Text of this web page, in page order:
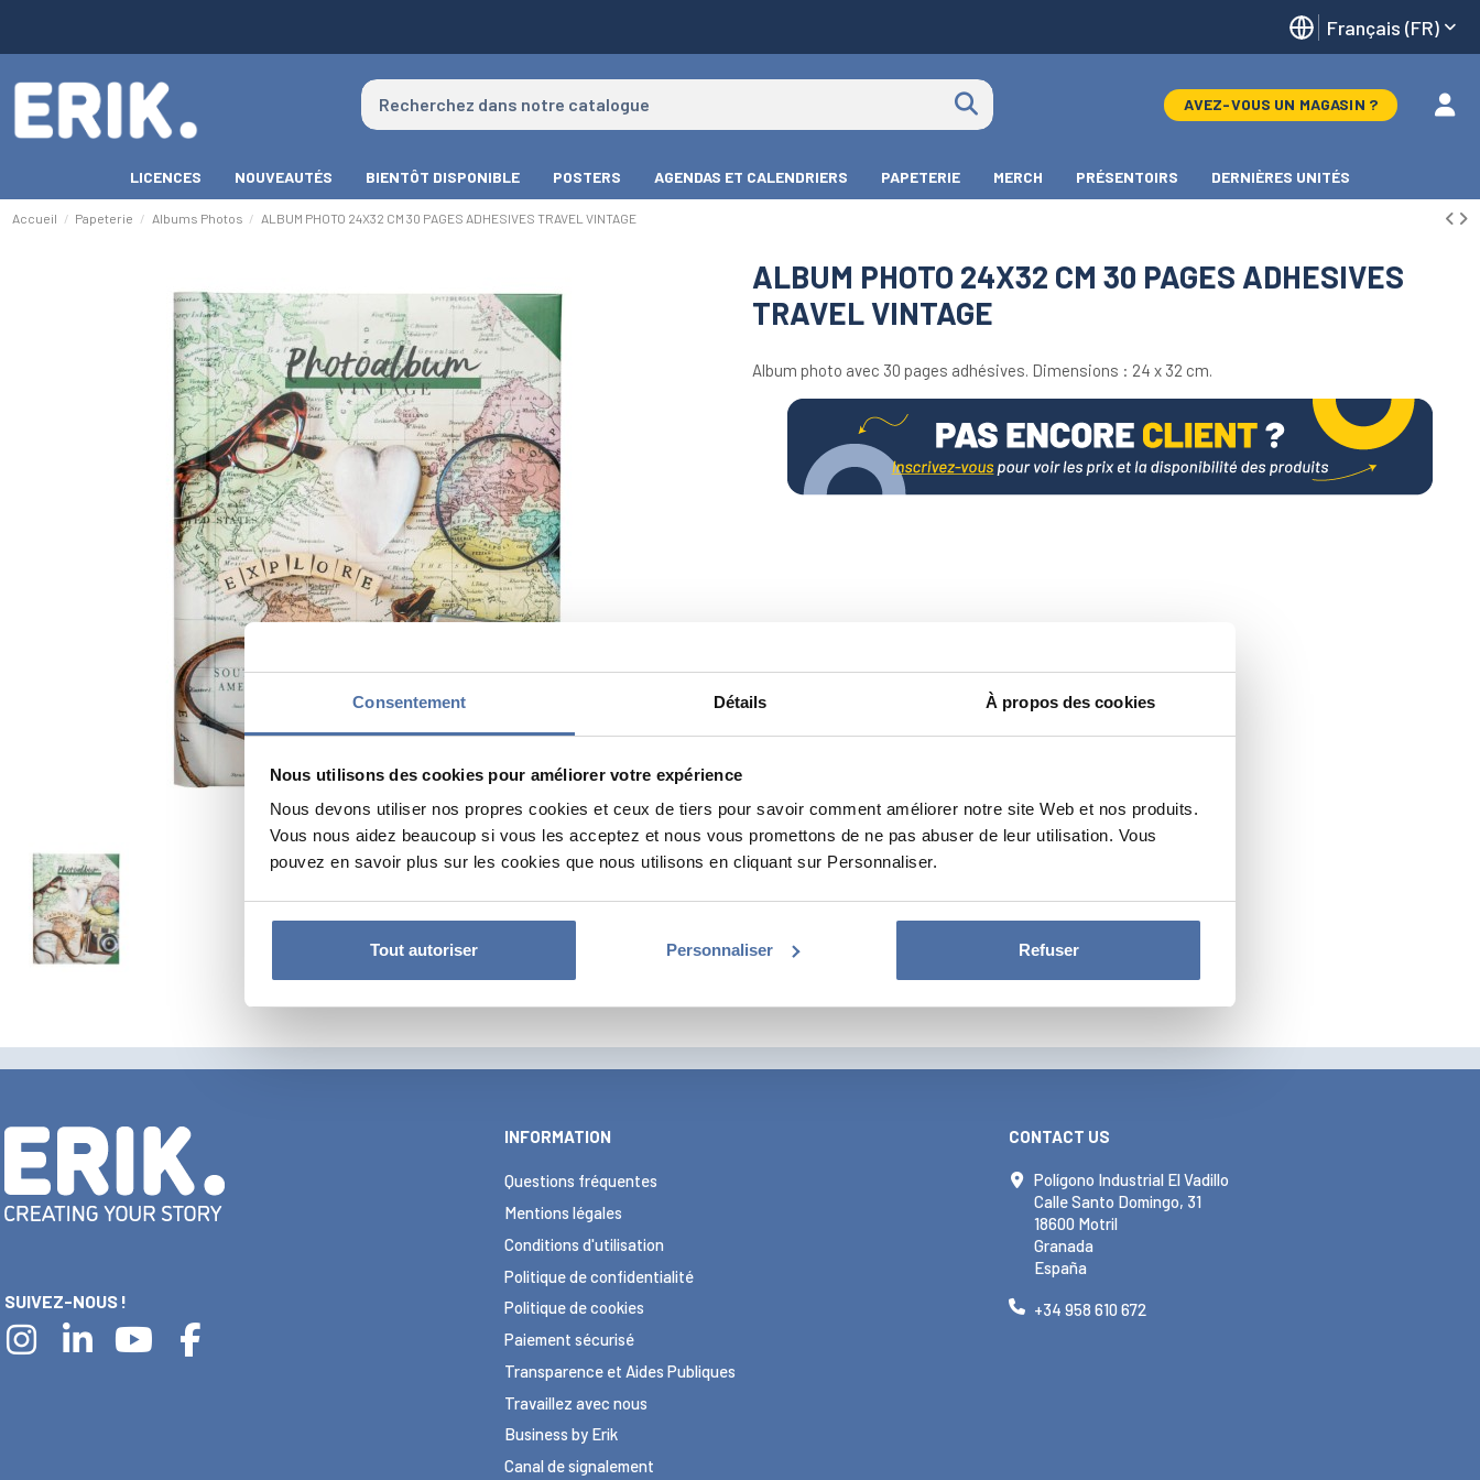
Consentement Détails À propos des cookies
Nous utilisons des cookies pour améliorer votre expérience
Nous devons utiliser nos propres cookies et ceux de tiers pour savoir comment améliorer notre site Web et nos produits.
Vous nous aidez beaucoup si vous les acceptez et nous vous promettons de ne pas abuser de leur utilisation. Vous
pouvez en savoir plus sur les cookies que nous utilisons en cliquant sur Personnaliser.
Refuser
Personnaliser
Tout autoriser
Français (FR)
AVEZ-VOUS UN MAGASIN ?
LICENCES NOUVEAUTÉS BIENTÔT DISPONIBLE POSTERS AGENDAS ET CALENDRIERS PAPETERIE MERCH PRÉSENTOIRS DERNIÈRES UNITÉS
Accueil Papeterie Albums Photos ALBUM PHOTO 24X32 CM 30 PAGES ADHESIVES TRAVEL VINTAGE
ALBUM PHOTO 24X32 CM 30 PAGES ADHESIVES
TRAVEL VINTAGE
Album photo avec 30 pages adhésives. Dimensions : 24 x 32 cm.
SUIVEZ-NOUS !
INFORMATION
Questions fréquentes
Mentions légales
Conditions d'utilisation
Politique de confidentialité
Politique de cookies
Paiement sécurisé
Transparence et Aides Publiques
Travaillez avec nous
Business by Erik
Canal de signalement
CONTACT US
Polígono Industrial El Vadillo
Calle Santo Domingo, 31
18600 Motril
Granada
España
+34 958 610 672